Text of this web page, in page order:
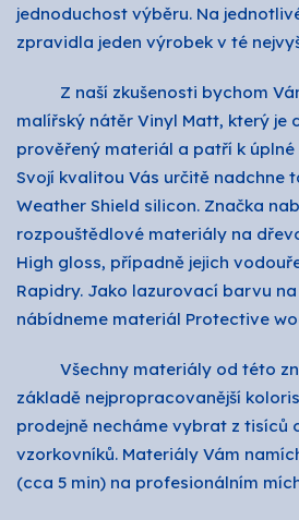
jednoduchost výběru. Na
zpravidla jeden výrobek v té
Z naší zkušenosti bychom
malířský nátěr Vinyl Matt, který je
prověřený materiál a patří k
Svojí kvalitou Vás určitě nadchne
Weather Shield silicon. Značka
rozpouštědlové materiály na
High gloss, případně jejich
Rapidry. Jako lazurovací barvu
nábídneme materiál Protective
Všechny materiály od této
základě nejpropracovanější
prodejně necháme vybrat z tisíců
vzorkovníků. Materiály Vám
(cca 5 min) na profesionálním